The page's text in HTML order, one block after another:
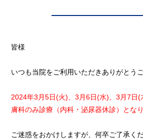
皆様
いつも当院をご利用いただきありがとう
2024年3月5日(火)、3月6日(水)、3月7日
膚科のみ診療（内科・泌尿器休診）となり
ご迷惑をおかけしますが、何卒ご了承くだ